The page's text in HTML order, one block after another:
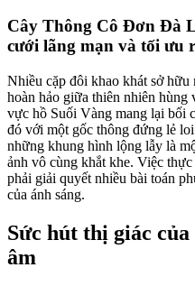
Cây Thông Cô Đơn Đà
cưới lãng mạn và tối ưu
Nhiều cặp đôi khao khát sở
hoàn hảo giữa thiên nhiên hùng
vực hồ Suối Vàng mang lại bối
đó với một gốc thông đứng lẻ
những khung hình lộng lẫy là
ảnh vô cùng khắt khe. Việc
phải giải quyết nhiều bài toán
của ánh sáng.
Sức hút thị giác
âm